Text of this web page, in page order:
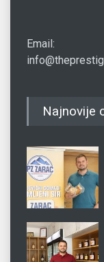
Email:
Najnovije